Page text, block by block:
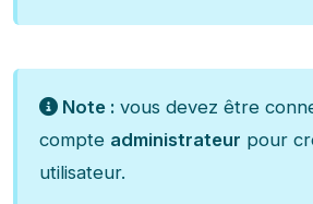
Note : vous devez être
compte administrateur pour
utilisateur.